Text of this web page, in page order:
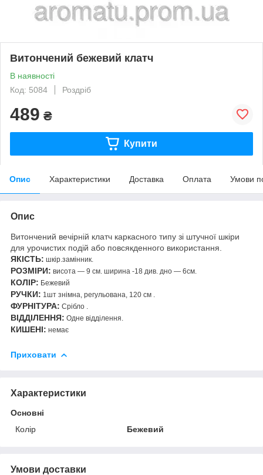
Витончений бежевий клатч
В наявності
Код: 5084
Роздріб
489 ₴
Купити
Опис Характеристики Доставка Оплата Умови
Опис
Витончений вечірній клатч каркасного типу зі штучної шкіри
для урочистих подій або повсякденного використання.
ЯКІСТЬ: шкір.замінник.
РОЗМІРИ: висота — 9 см. ширина -18 див. дно — 6см.
КОЛІР: Бежевий
РУЧКИ: 1шт знімна, регульована, 120 см .
ФУРНІТУРА: Срібло .
ВІДДІЛЕННЯ: Одне відділення.
КИШЕНІ: немає
Приховати
Характеристики
Основні
Колір
Бежевий
Умови доставки